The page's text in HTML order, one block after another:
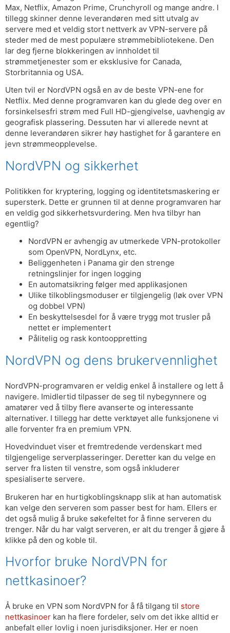
Max, Netflix, Amazon Prime, Crunchyroll og mange andre. I
tillegg skinner denne leverandøren med sitt utvalg av
servere med et veldig stort nettverk av VPN-servere på
steder med de mest populære strømmebibliotekene. Den
lar deg fjerne blokkeringen av innholdet til
strømmetjenester som er eksklusive for Canada,
Storbritannia og USA.
Uten tvil er NordVPN også en av de beste VPN-ene for
Netflix. Med denne programvaren kan du glede deg over en
forsinkelsesfri strøm med Full HD-gjengivelse, uavhengig av
geografisk plassering. Dessuten har vi allerede nevnt at
denne leverandøren sikrer høy hastighet for å garantere en
jevn strømmeopplevelse.
NordVPN og sikkerhet
Politikken for kryptering, logging og identitetsmaskering er
supersterk. Dette er grunnen til at denne programvaren har
en veldig god sikkerhetsvurdering. Men hva tilbyr han
egentlig?
NordVPN er avhengig av utmerkede VPN-protokoller
som OpenVPN, NordLynx, etc.
Beliggenheten i Panama gir den strenge
retningslinjer for ingen logging
En automatsikring følger med applikasjonen
Ulike tilkoblingsmoduser er tilgjengelig (løk over VPN
og dobbel VPN)
En beskyttelsesdel for å være trygg mot trusler på
nettet er implementert
Pålitelig og rask kontooppretting
NordVPN og dens brukervennlighet
NordVPN-programvaren er veldig enkel å installere og lett å
navigere. Imidlertid tilpasser de seg til nybegynnere og
amatører ved å tilby flere avanserte og interessante
alternativer. I tillegg har dette verktøyet alle funksjonene vi
alle forventer fra en premium VPN.
Hovedvinduet viser et fremtredende verdenskart med
tilgjengelige serverplasseringer. Deretter kan du velge en
server fra listen til venstre, som også inkluderer
spesialiserte servere.
Brukeren har en hurtigkoblingsknapp slik at han automatisk
kan velge den serveren som passer best for ham. Ellers er
det også mulig å bruke søkefeltet for å finne serveren du
trenger. Når du har valgt serveren, er alt du trenger å gjøre å
klikke på den og koble til.
Hvorfor bruke NordVPN for
nettkasinoer?
Å bruke en VPN som NordVPN for å få tilgang til store
nettkasinoer kan ha flere fordeler, selv om det ikke alltid er
anbefalt eller lovlig i noen jurisdiksjoner. Her er noen